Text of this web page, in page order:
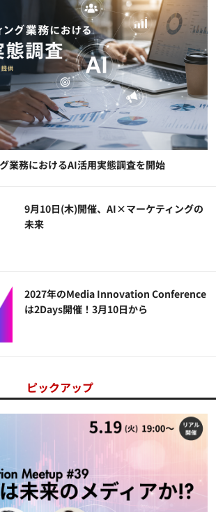
業務におけるAI活用実態調査を開始
9月10日(木)開催、AI×マーケティングの
未来
2027年のMedia Innovation Conference
は2Days開催！3月10日から
ピックアップ